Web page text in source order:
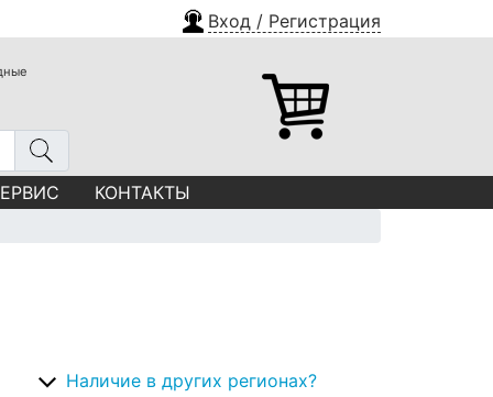
Вход / Регистрация
КОНТАКТЫ
Наличие в других регионах?